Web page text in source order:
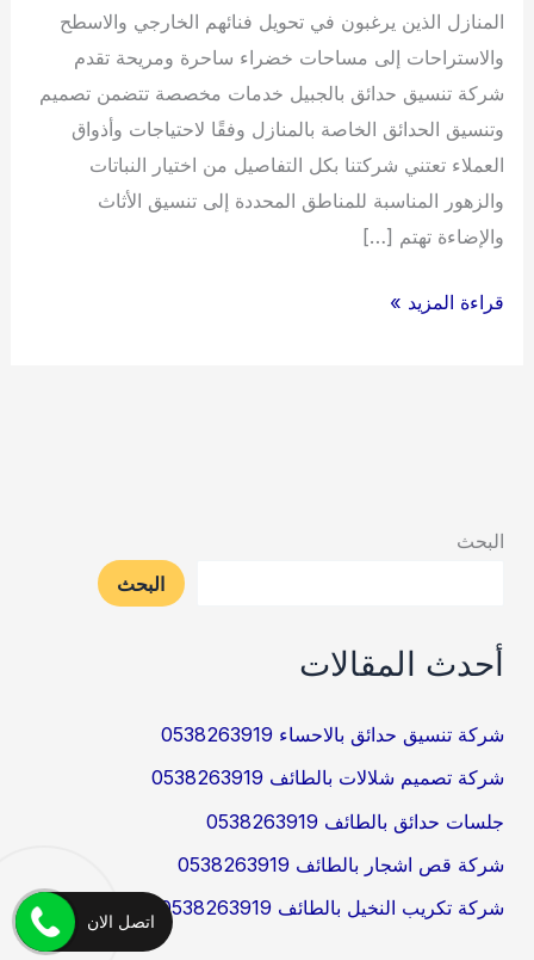
المنازل الذين يرغبون في تحويل فنائهم الخارجي والاسطح
والاستراحات إلى مساحات خضراء ساحرة ومريحة تقدم
شركة تنسيق حدائق بالجبيل خدمات مخصصة تتضمن تصميم
وتنسيق الحدائق الخاصة بالمنازل وفقًا لاحتياجات وأذواق
العملاء تعتني شركتنا بكل التفاصيل من اختيار النباتات
والزهور المناسبة للمناطق المحددة إلى تنسيق الأثاث
والإضاءة تهتم […]
شركة
قراءة المزيد »
البحث
البحث
أحدث المقالات
شركة تنسيق حدائق بالاحساء 0538263919
شركة تصميم شلالات بالطائف 0538263919
جلسات حدائق بالطائف 0538263919
شركة قص اشجار بالطائف 0538263919
شركة تكريب النخيل بالطائف 0538263919
اتصل الان